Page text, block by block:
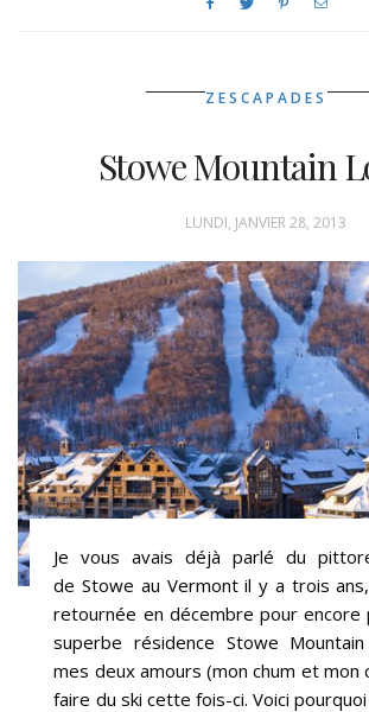
ZESCAPADES
Stowe Mountain
LUNDI, JANVIER 28, 2013
Je vous avais déjà parlé du
de Stowe au Vermont il y a trois
retournée en décembre pour
superbe résidence Stowe
mes deux amours (mon chum et mon
faire du ski cette fois-ci. Voici